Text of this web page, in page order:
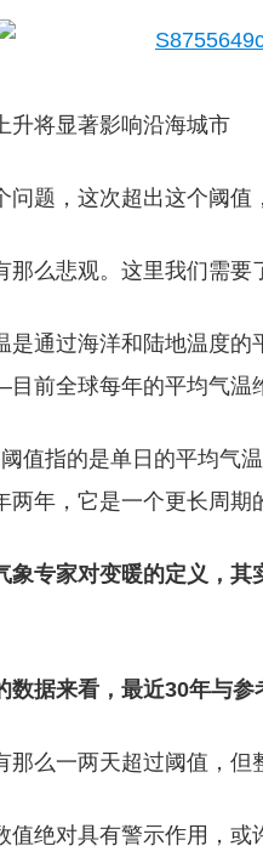
升将显著影响沿海城市
问题，这次超出这个阈值
那么悲观。这里我们需要
是通过海洋和陆地温度
前全球每年的平均气温
值指的是单日的平均气
两年，它是一个更长周期
象专家对变暖的定义，其
数据来看，最近30年与
那么一两天超过阈值，但
值绝对具有警示作用，或